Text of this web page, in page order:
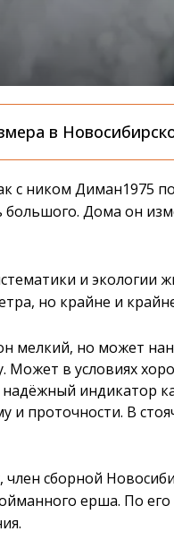
в
с ником Диман1975
Дома он
и экологии
но крайне и
мелкий, но может
Может в условиях
индикатор
и проточности. В
сборной
ерша. По